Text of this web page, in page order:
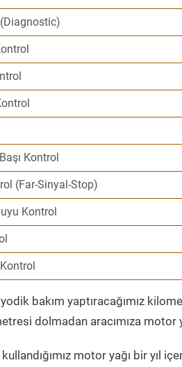
(Diagnostic)
Kontrol
(Far-Sinyal-Stop)
Kontrol
bakım yaptıracağımız
dolmadan aracımıza motor
kullandığımız motor yağı bir